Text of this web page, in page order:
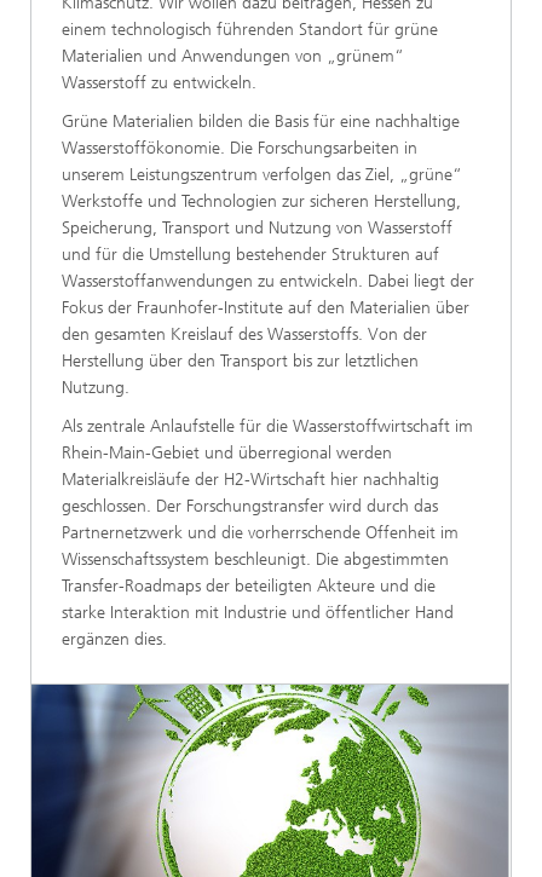
einem technologisch führenden Standort für grüne
Materialien und Anwendungen von „grünem“
Wasserstoff zu entwickeln.
Grüne Materialien bilden die Basis für eine nachhaltige
Wasserstoffökonomie. Die Forschungsarbeiten in
unserem Leistungszentrum verfolgen das Ziel, „grüne“
Werkstoffe und Technologien zur sicheren Herstellung,
Speicherung, Transport und Nutzung von Wasserstoff
und für die Umstellung bestehender Strukturen auf
Wasserstoffanwendungen zu entwickeln. Dabei liegt der
Fokus der Fraunhofer-Institute auf den Materialien über
den gesamten Kreislauf des Wasserstoffs. Von der
Herstellung über den Transport bis zur letztlichen
Nutzung.
Als zentrale Anlaufstelle für die Wasserstoffwirtschaft im
Rhein-Main-Gebiet und überregional werden
Materialkreisläufe der H2-Wirtschaft hier nachhaltig
geschlossen. Der Forschungstransfer wird durch das
Partnernetzwerk und die vorherrschende Offenheit im
Wissenschaftssystem beschleunigt. Die abgestimmten
Transfer-Roadmaps der beteiligten Akteure und die
starke Interaktion mit Industrie und öffentlicher Hand
ergänzen dies.